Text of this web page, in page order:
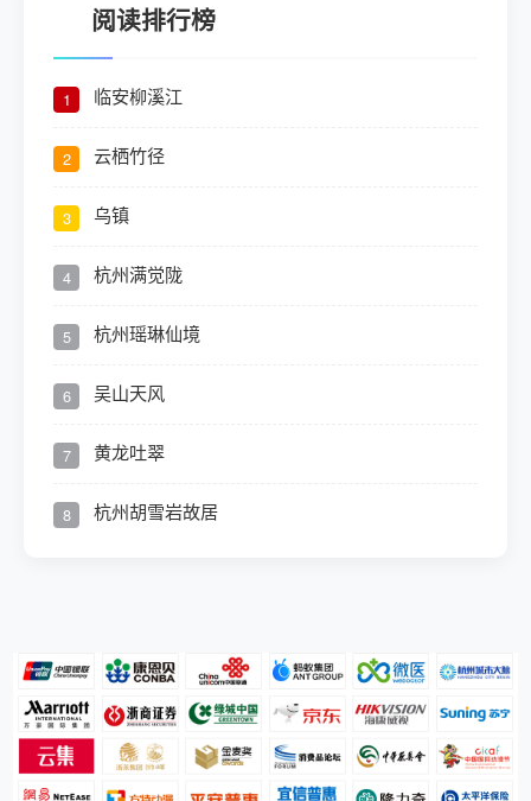
阅读排行榜
1 临安柳溪江
2 云栖竹径
3 乌镇
4 杭州满觉陇
5 杭州瑶琳仙境
6 吴山天风
7 黄龙吐翠
8 杭州胡雪岩故居